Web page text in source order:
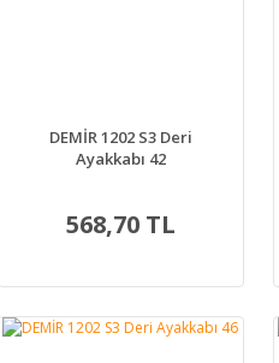
DEMİR 1202 S3 Deri
Ayakkabı 42
568,70 TL